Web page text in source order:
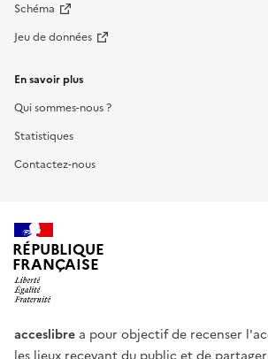
Schéma
Jeu de données
En savoir plus
Qui sommes-nous ?
Statistiques
Contactez-nous
RÉPUBLIQUE
FRANÇAISE
acceslibre a pour objectif de recenser